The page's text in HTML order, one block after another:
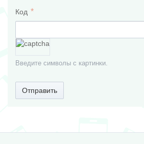
Код
Введите символы с картинки.
Отправить